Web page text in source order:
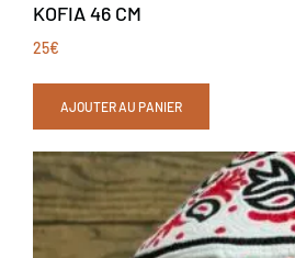
KOFIA 46 CM
25€
AJOUTER AU PANIER